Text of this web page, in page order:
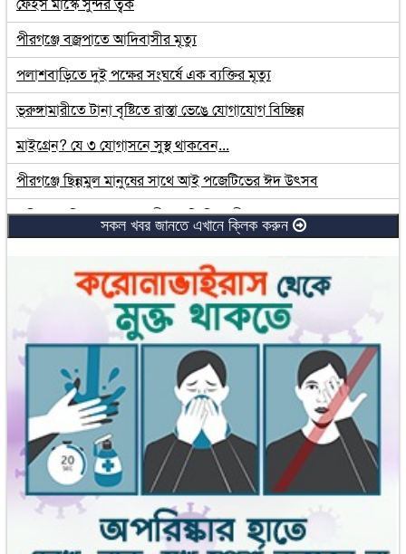
ফেইস মাস্কে সুন্দর ত্বক
পীরগঞ্জে বজ্রপাতে আদিবাসীর মৃত্যু
পলাশবাড়িতে দুই পক্ষের সংঘর্ষে এক ব্যক্তির মৃত্যু
ভূরুঙ্গামারীতে টানা বৃষ্টিতে রাস্তা ভেঙে যোগাযোগ বিচ্ছিন্ন
মাইগ্রেন? যে ৩ যোগাসনে সুস্থ থাকবেন...
পীরগঞ্জে ছিন্নমুল মানুষের সাথে আই পজেটিভের ঈদ উৎসব
কুড়িগ্রামে তিস্তা ও ধরলা নদীর পানি বিপৎসীমার ওপরে
দিনাজপুরে ম্যাজিস্ট্রেট সেজে প্রতারণা: গ্রেফতার ২
গাইবান্ধায় নদ-নদীর পানি বৃদ্ধি, তিস্তার পানি বিপৎসীমার উপরে
ডিমলায় বুড়িতিস্তা নদীর বাঁধ ভেঙে প্রায় ১০টি গ্রাম প্লাবিত
এখনো খোঁজ মেলেনি ৬ জনের, কান্নায় ভারী তিস্তাপাড়ের বাতাস
আম বাগানে পাহারাদারের করুণ মৃত্যু
এ সময়টায় ব্যাগে রাখুন ৭ জিনিস
যুবকের ধর্ষণে জন্ম নেয় কন্যাসন্তান, পিতৃপরিচয়ের আশায় বোনের মামলা
তিস্তায় নৌকাডুবিতে শিশুর মরদেহ উদ্ধার, এখনো নিখোঁজ ৭
সকল খবর জানতে এখানে ক্লিক করুন